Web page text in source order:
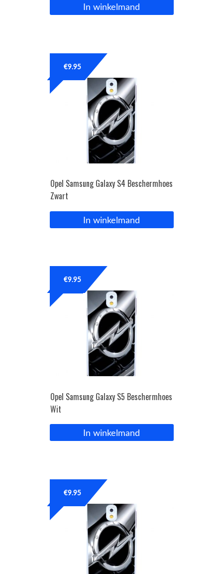
In winkelmand
Opel Samsung Galaxy S4 Beschermhoes
Zwart
€9.95
In winkelmand
Opel Samsung Galaxy S5 Beschermhoes
Wit
€9.95
In winkelmand
€9.95